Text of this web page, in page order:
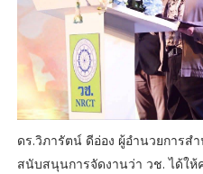
ดร.วิภารัตน์ ดีอ่อง ผู้อำนวยการส
สนับสนุนการจัดงานว่า วช. ได้ใ